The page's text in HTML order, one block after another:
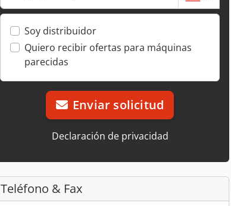
Soy distribuidor
Quiero recibir ofertas para máquinas
parecidas
Enviar solicitud
Declaración de privacidad
Teléfono & Fax